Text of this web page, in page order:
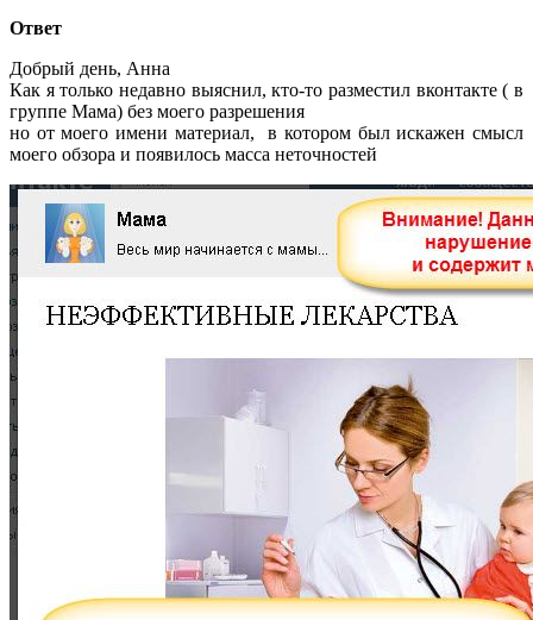
Ответ
Добрый день, Анна
Как я только недавно выяснил, кто-то разместил вконтакте ( в
группе Мама) без моего разрешения
но от моего имени материал, в котором был искажен смысл
моего обзора и появилось масса неточностей